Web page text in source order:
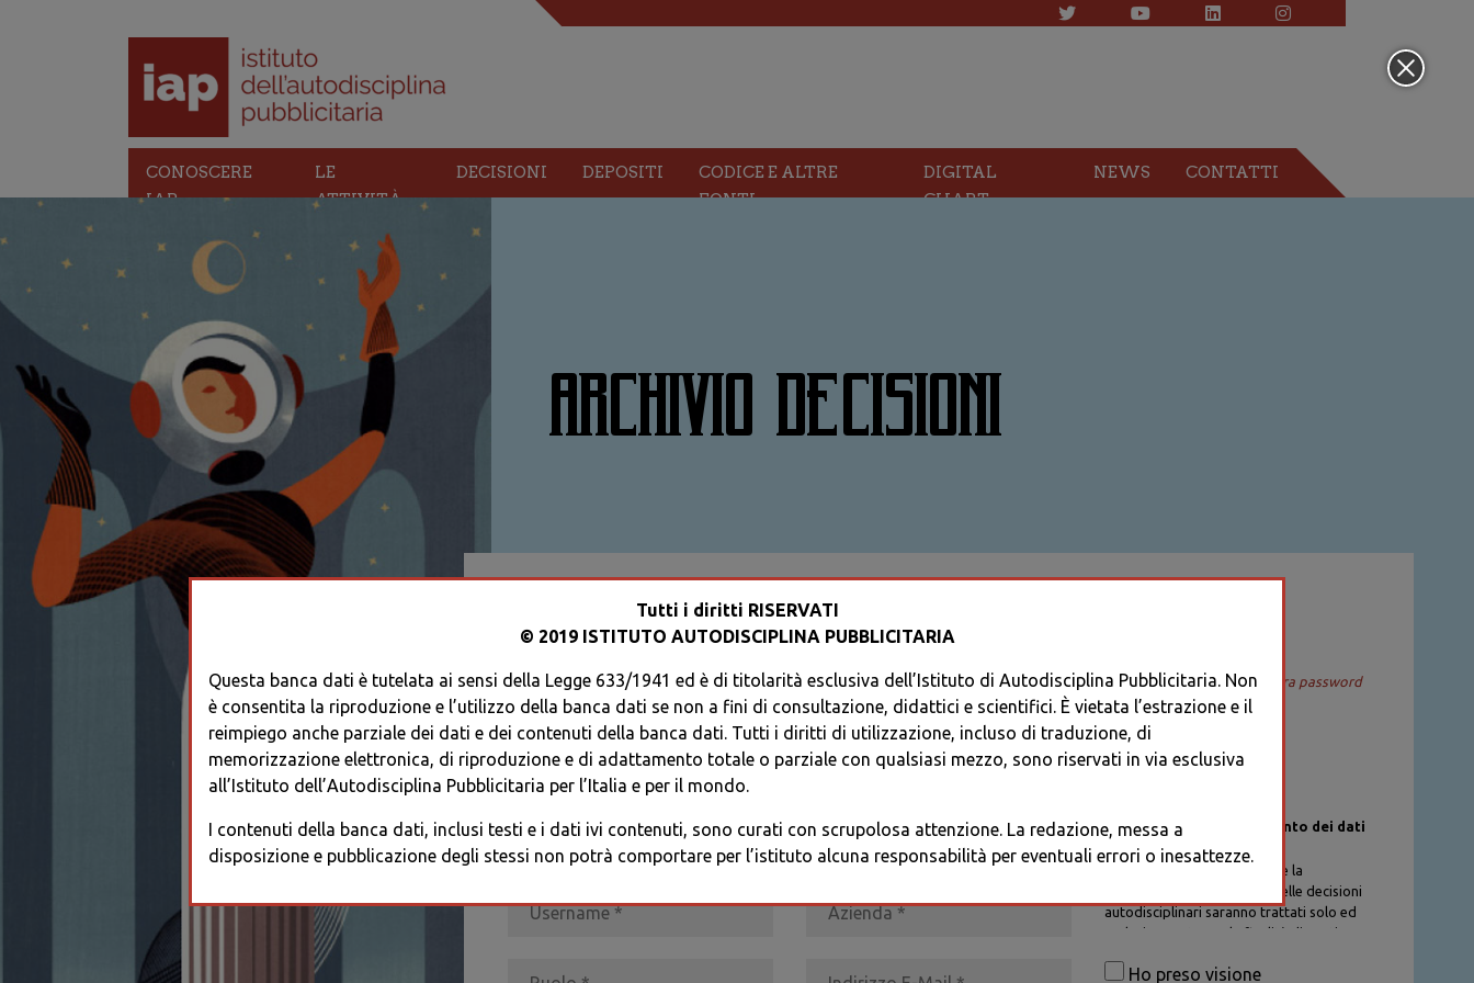
CONOSCERE
IAP
LE
ATTIVITÀ
DECISIONI DEPOSITI
CODICE E ALTRE
FONTI
DIGITAL
CHART
NEWS CONTATTI
ARCHIVIO DECISIONI
ACCEDI AL TUO PROFILO
ACCEDI
Recupera password
REGISTRATI * I CAMPI CONTRASSEGNATI SONO OBBLIGATORI
Informativa sul trattamento dei dati
personali
I dati personali di chi richiede la
registrazione al Database delle decisioni
autodisciplinari saranno trattati solo ed
esclusivamente per la finalità di gestione
procedure previste dal Codice di
Ho preso visione
Tutti i diritti RISERVATI
© 2019 ISTITUTO AUTODISCIPLINA PUBBLICITARIA
Questa banca dati è tutelata ai sensi della Legge 633/1941 ed è di titolarità esclusiva dell’Istituto di Autodisciplina Pubblicitaria. Non
è consentita la riproduzione e l’utilizzo della banca dati se non a fini di consultazione, didattici e scientifici. È vietata l’estrazione e il
reimpiego anche parziale dei dati e dei contenuti della banca dati. Tutti i diritti di utilizzazione, incluso di traduzione, di
memorizzazione elettronica, di riproduzione e di adattamento totale o parziale con qualsiasi mezzo, sono riservati in via esclusiva
all’Istituto dell’Autodisciplina Pubblicitaria per l’Italia e per il mondo.
I contenuti della banca dati, inclusi testi e i dati ivi contenuti, sono curati con scrupolosa attenzione. La redazione, messa a
disposizione e pubblicazione degli stessi non potrà comportare per l’istituto alcuna responsabilità per eventuali errori o inesattezze.